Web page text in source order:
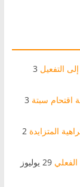
التفعيل 3
اقتحام سبتة 3
المتزايدة 2
الفعلي
29 يوليوز